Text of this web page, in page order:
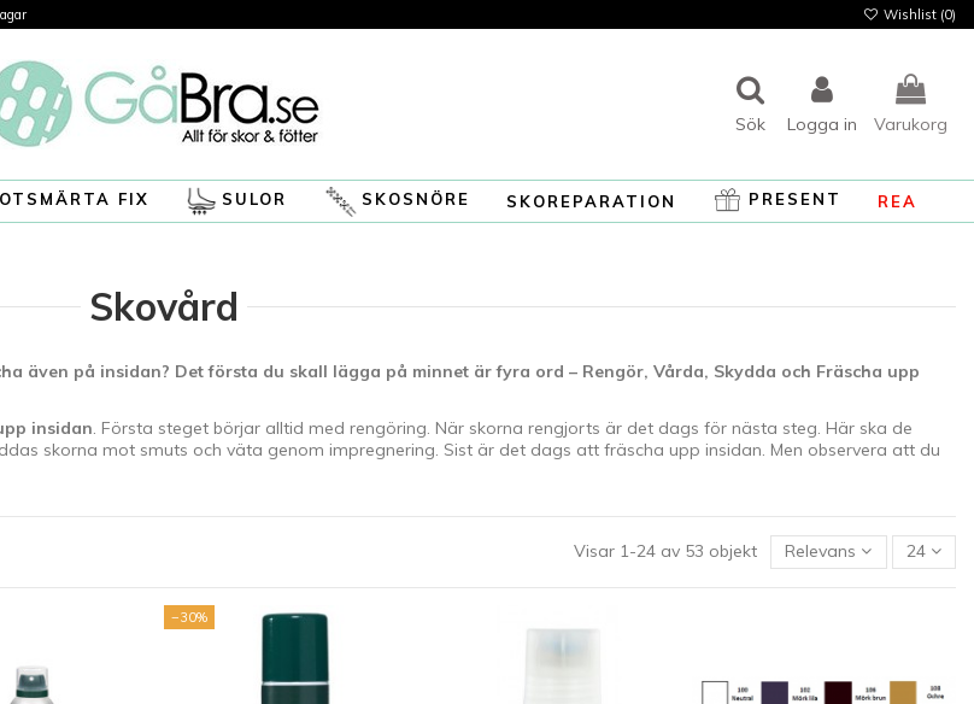
Wishlist (0)
Sök Logga in Varukorg
FIX SULOR SKOSNÖRE SKOREPARATION PRESENT REA
Skovård
även på insidan? Det första du skall lägga på minnet är fyra ord – Rengör, Vårda, Skydda och Fräscha upp
insidan. Första steget börjar alltid med rengöring. När skorna rengjorts är det dags för nästa steg. Här ska de
skorna mot smuts och väta genom impregnering. Sist är det dags att fräscha upp insidan. Men observera att du
Visar 1-24 av 53 objekt Relevans 24
−30%